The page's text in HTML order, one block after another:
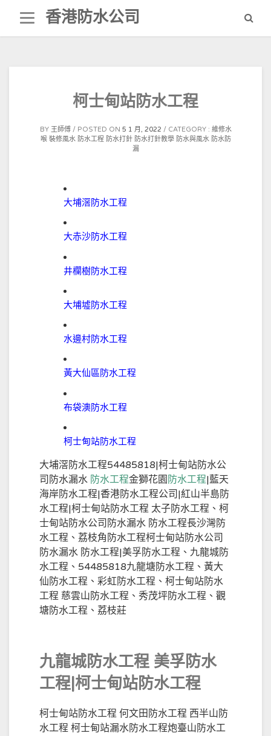
content
香港防水公司
柯士甸站防水工程
BY 王師傅 POSTED ON 5 1 月, 2022 CATEGORY : 維修水
喉 裝修風水 防水工程 防水打針 防水打針教學 防水與風水 防水防
漏
大埔滘防水工程
大赤沙防水工程
井欄樹防水工程
大埔墟防水工程
水邊村防水工程
黃大仙區防水工程
布袋澳防水工程
柯士甸站防水工程
大埔滘防水工程54485818|柯士甸站防水公
司防水漏水 防水工程金獅花園 防水工程|藍天
海岸防水工程|香港防水工程公司|紅山半島防
水工程|柯士甸站防水工程 太子防水工程、柯
士甸站防水公司防水漏水 防水工程長沙灣防
水工程、荔枝角防水工程柯士甸站防水公司
防水漏水 防水工程|美孚防水工程、九龍城防
水工程、54485818九龍塘防水工程、黃大
仙防水工程、彩虹防水工程、柯士甸站防水
工程 慈雲山防水工程、秀茂坪防水工程、觀
塘防水工程、荔枝莊
九龍城防水工程 美孚防水
工程|柯士甸站防水工程
柯士甸站防水工程 何文田防水工程 西半山防
水工程 柯士甸站漏水防水工程炮臺山防水工